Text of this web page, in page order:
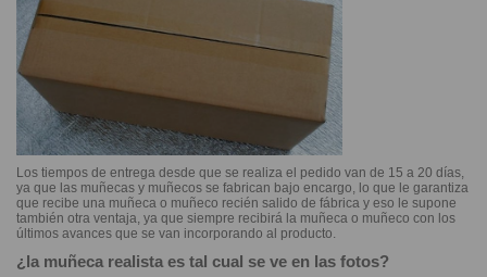
Los tiempos de entrega desde que se realiza el pedido van de 15 a 20 días,
ya que las muñecas y muñecos se fabrican bajo encargo, lo que le garantiza
que recibe una muñeca o muñeco recién salido de fábrica y eso le supone
también otra ventaja, ya que siempre recibirá la muñeca o muñeco con los
últimos avances que se van incorporando al producto.
¿la muñeca realista es tal cual se ve en las fotos?